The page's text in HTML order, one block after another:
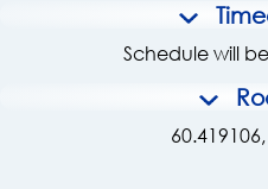
Schedule will